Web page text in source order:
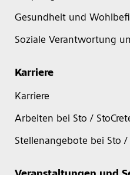
Gesundheit und
Soziale Verantwortung
Karriere
Karriere
Arbeiten bei Sto /
Stellenangebote bei Sto /